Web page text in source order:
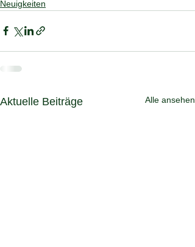
Neuigkeiten
Aktuelle Beiträge Alle ansehen